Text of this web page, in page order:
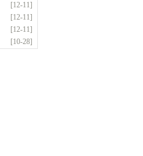
[12-11]
[12-11]
[12-11]
[10-28]